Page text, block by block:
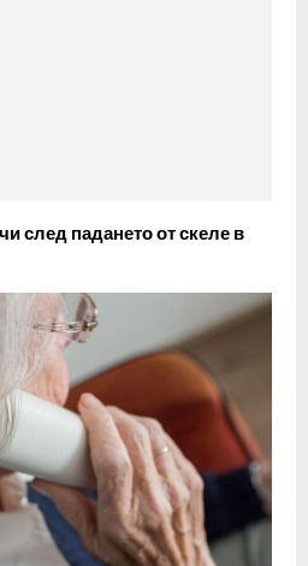
след падането от скеле в